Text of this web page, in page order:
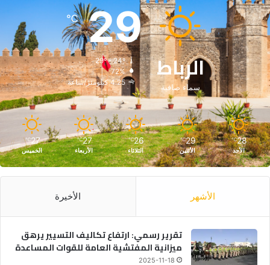
الرباط
سماء صافية
29
℃
29º - 24º
72%
4.25 كيلومتر/ساعة
28
℃
الأحد
29
℃
الأثنين
26
℃
الثلاثاء
27
℃
الأربعاء
27
℃
الخميس
الأشهر الأخيرة
تقرير رسمي: ارتفاع تكاليف التسيير يرهق
ميزانية المفتشية العامة للقوات المساعدة
2025-11-18